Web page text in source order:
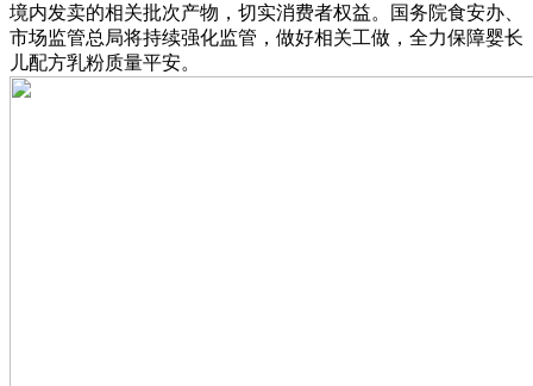
境内发卖的相关批次产物，切实消费者权益。国务院食安办、
市场监管总局将持续强化监管，做好相关工做，全力保障婴长
儿配方乳粉质量平安。